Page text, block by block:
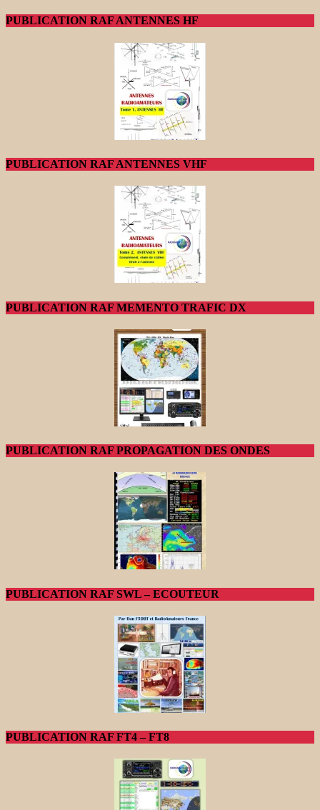
PUBLICATION RAF ANTENNES HF
PUBLICATION RAF ANTENNES VHF
PUBLICATION RAF MEMENTO TRAFIC DX
PUBLICATION RAF PROPAGATION DES ONDES
PUBLICATION RAF SWL – ECOUTEUR
PUBLICATION RAF FT4 – FT8